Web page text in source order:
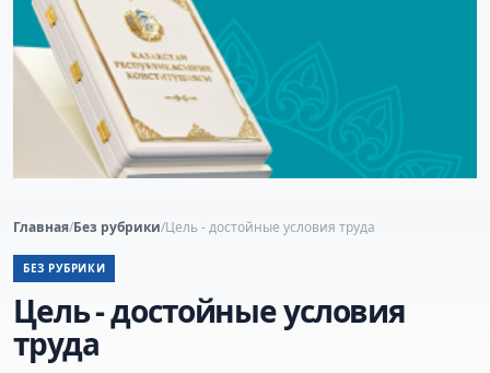
Главная/Без рубрики/Цель - достойные условия труда
БЕЗ РУБРИКИ
Цель - достойные условия
труда